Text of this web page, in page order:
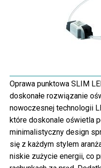
Oprawa punktowa SLIM
doskonałe rozwiązanie
nowoczesnej technologii
które doskonale oświetla
minimalistyczny design
się z każdym stylem
niskie zużycie energii, co